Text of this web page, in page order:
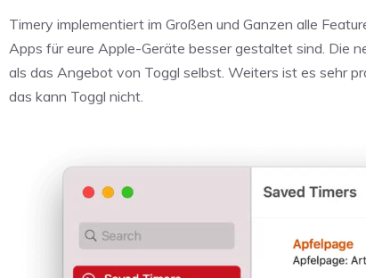
Timery implementiert im Großen und Ganzen alle
Apps für eure Apple-Geräte besser gestaltet sind. Die
als das Angebot von Toggl selbst. Weiters ist es sehr
das kann Toggl nicht.